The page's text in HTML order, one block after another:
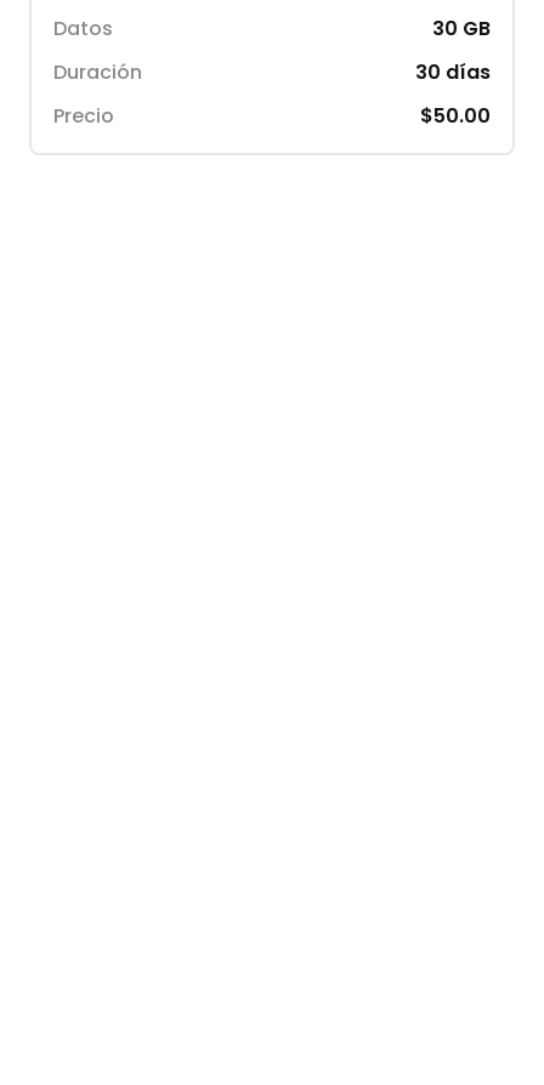
Datos
30 GB
Duración
30 días
Precio
$50.00